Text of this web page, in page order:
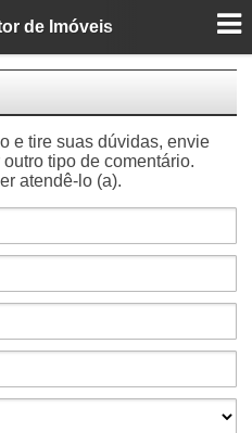
de Imóveis
e tire suas dúvidas, envie
tipo de comentário.
atendê-lo (a).